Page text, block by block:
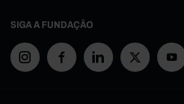
SIGA A FUNDAÇÃO